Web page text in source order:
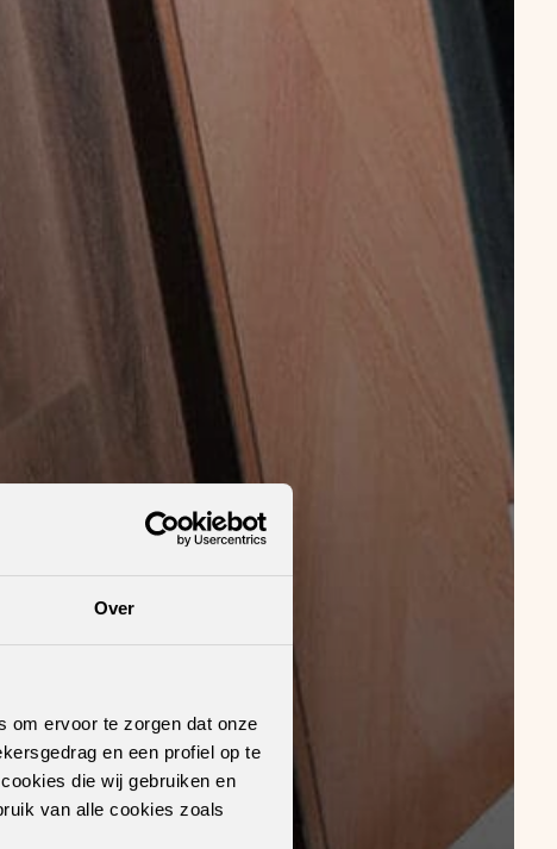
Over
om ervoor te zorgen dat onze
en een profiel op te
die wij gebruiken en
van alle cookies zoals